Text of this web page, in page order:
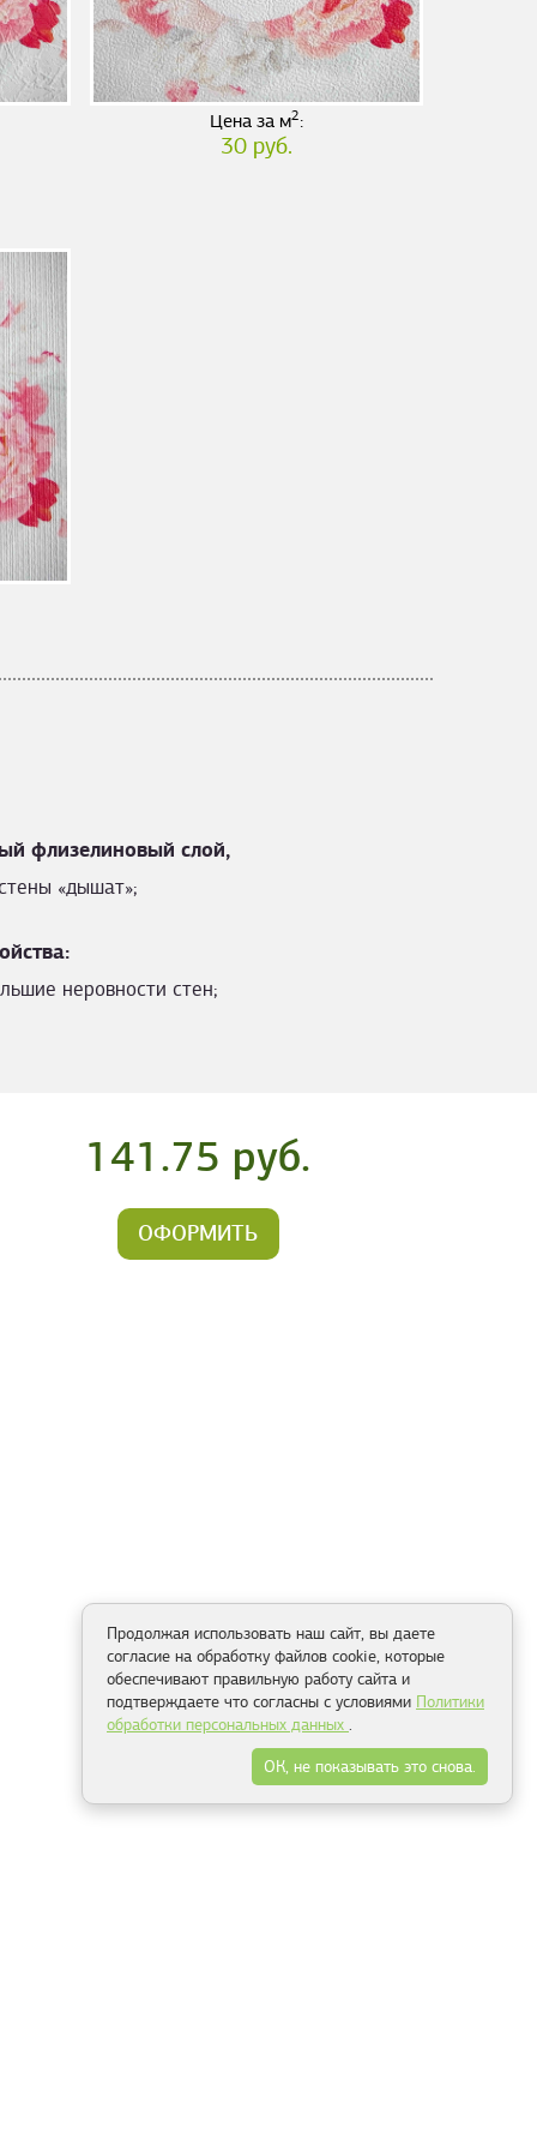
Цена за м2:
30 руб.
флизелиновый слой,
«дышат»;
неровности стен;
141.75 руб.
ОФОРМИТЬ
Продолжая использовать наш сайт, вы даете
согласие на обработку файлов cookie, которые
обеспечивают правильную работу сайта и
подтверждаете что согласны с условиями Политики
обработки персональных данных .
ОК, не показывать это снова.